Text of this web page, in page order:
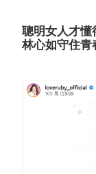
聰明女人才懂
林心如守住青